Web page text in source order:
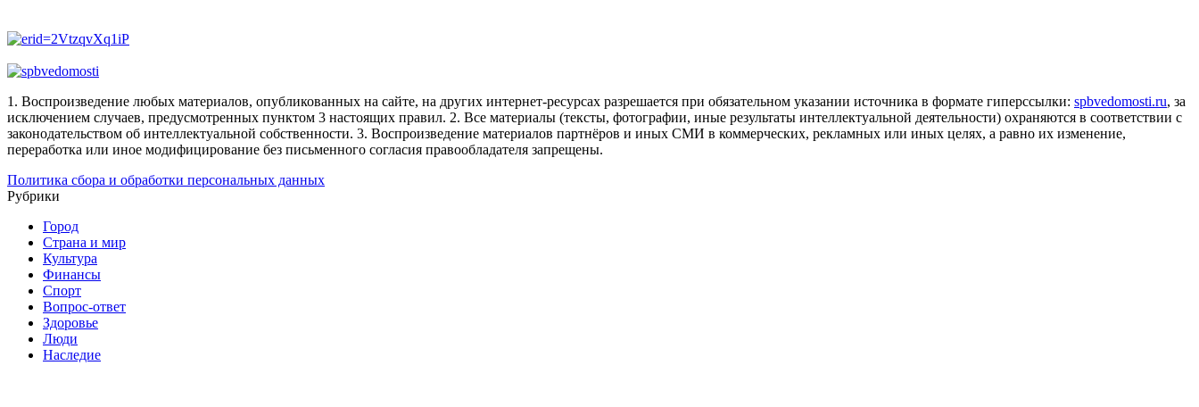
1. Воспроизведение любых материалов, опубликованных на сайте, на других интернет-ресурсах разрешается при обязательном указании источника в формате гиперссылки: spbvedomosti.ru, за
исключением случаев, предусмотренных пунктом 3 настоящих правил. 2. Все материалы (тексты, фотографии, иные результаты интеллектуальной деятельности) охраняются в соответствии с
законодательством об интеллектуальной собственности. 3. Воспроизведение материалов партнёров и иных СМИ в коммерческих, рекламных или иных целях, а равно их изменение,
переработка или иное модифицирование без письменного согласия правообладателя запрещены.
Политика сбора и обработки персональных данных
Рубрики
Город
Страна и мир
Культура
Финансы
Спорт
Вопрос-ответ
Здоровье
Люди
Наследие